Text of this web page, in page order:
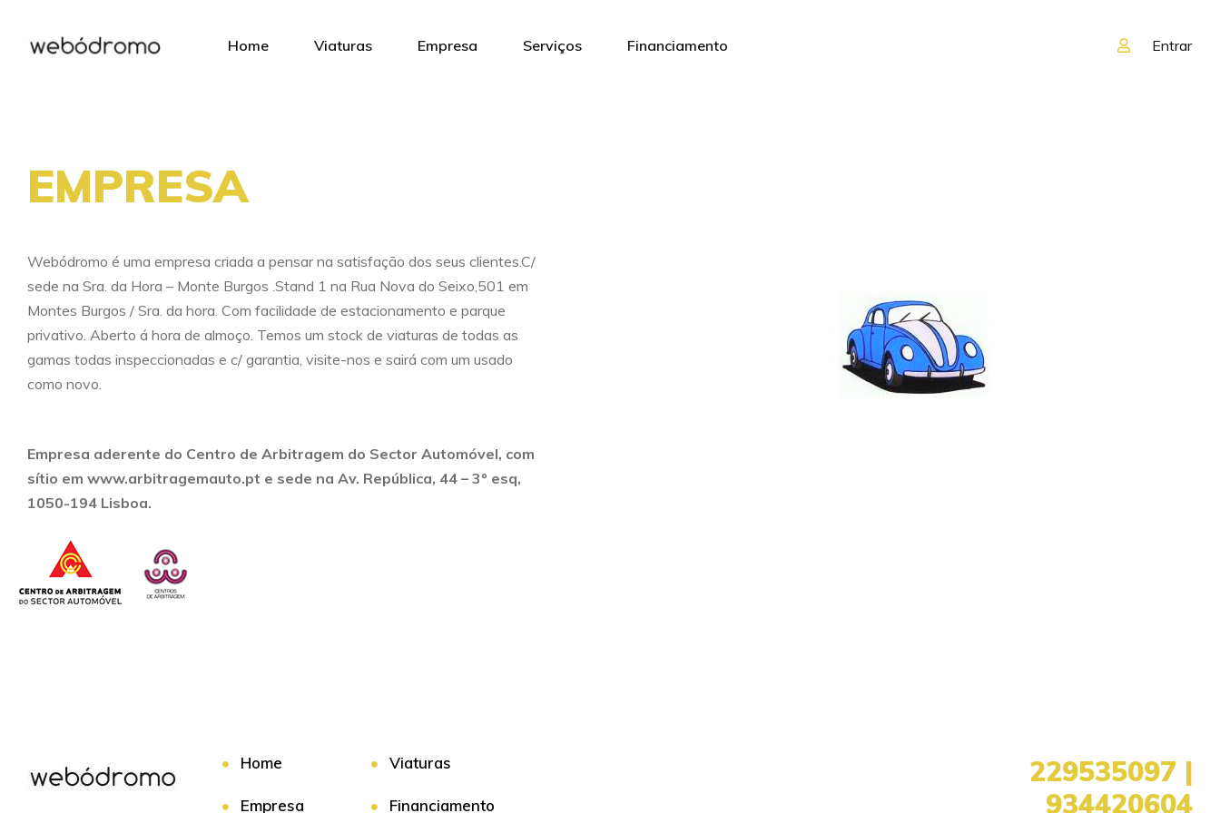
Home Viaturas Empresa Serviços Financiamento Entrar
EMPRESA
Webódromo é uma empresa criada a pensar na satisfação dos seus clientes.C/
sede na Sra. da Hora – Monte Burgos .Stand 1 na Rua Nova do Seixo,501 em
Montes Burgos / Sra. da hora. Com facilidade de estacionamento e parque
privativo. Aberto á hora de almoço. Temos um stock de viaturas de todas as
gamas todas inspeccionadas e c/ garantia, visite-nos e sairá com um usado
como novo.
Empresa aderente do Centro de Arbitragem do Sector Automóvel, com
sítio em www.arbitragemauto.pt e sede na Av. República, 44 – 3º esq,
1050-194 Lisboa.
Home Viaturas
Empresa Financiamento
229535097 |
934420604